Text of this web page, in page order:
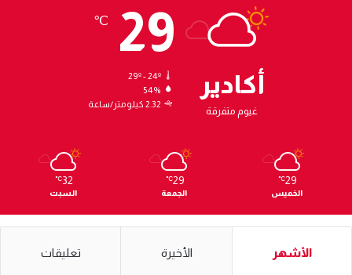
أكادير
غيوم متفرقة
29
℃
29º - 24º
54%
2.32 كيلومتر/ساعة
29
℃
الخميس
29
℃
الجمعة
32
℃
السبت
الأشهر الأخيرة تعليقات